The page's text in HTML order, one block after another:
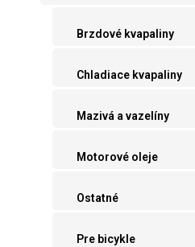
Brzdové kvapaliny
Chladiace kvapaliny
Mazivá a vazelíny
Motorové oleje
Ostatné
Pre bicykle